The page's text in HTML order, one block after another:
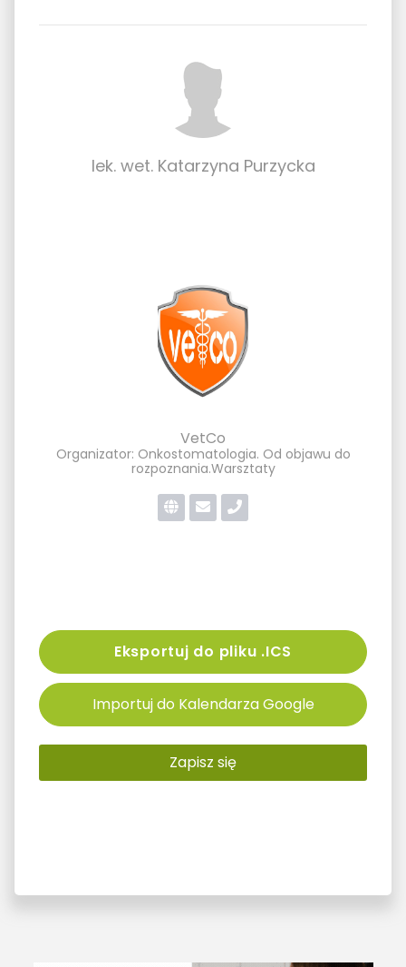
lek. wet. Katarzyna Purzycka
VetCo
Organizator: Onkostomatologia. Od objawu do
rozpoznania.Warsztaty
Eksportuj do pliku .ICS
Importuj do Kalendarza Google
Zapisz się